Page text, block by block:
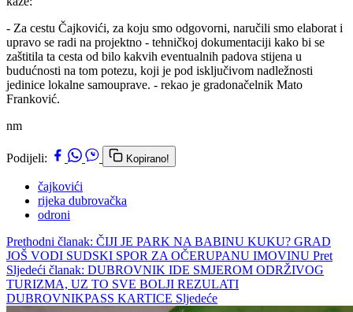
- Za cestu Čajkovići, za koju smo odgovorni, naručili smo elaborat i
upravo se radi na projektno - tehničkoj dokumentaciji kako bi se
zaštitila ta cesta od bilo kakvih eventualnih padova stijena u
budućnosti na tom potezu, koji je pod isključivom nadležnosti
jedinice lokalne samouprave. - rekao je gradonačelnik Mato
Franković.
nm
Podijeli: Kopirano!
čajkovići
rijeka dubrovačka
odroni
Prethodni članak: ČIJI JE PARK NA BABINU KUKU? GRAD
JOŠ VODI SUDSKI SPOR ZA OČERUPANU IMOVINU Pret
Sljedeći članak: DUBROVNIK IDE SMJEROM ODRŽIVOG
TURIZMA, UZ TO SVE BOLJI REZULATI
DUBROVNIKPASS KARTICE Sljedeće